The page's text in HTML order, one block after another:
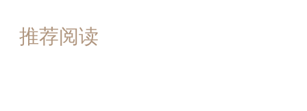
推荐阅读